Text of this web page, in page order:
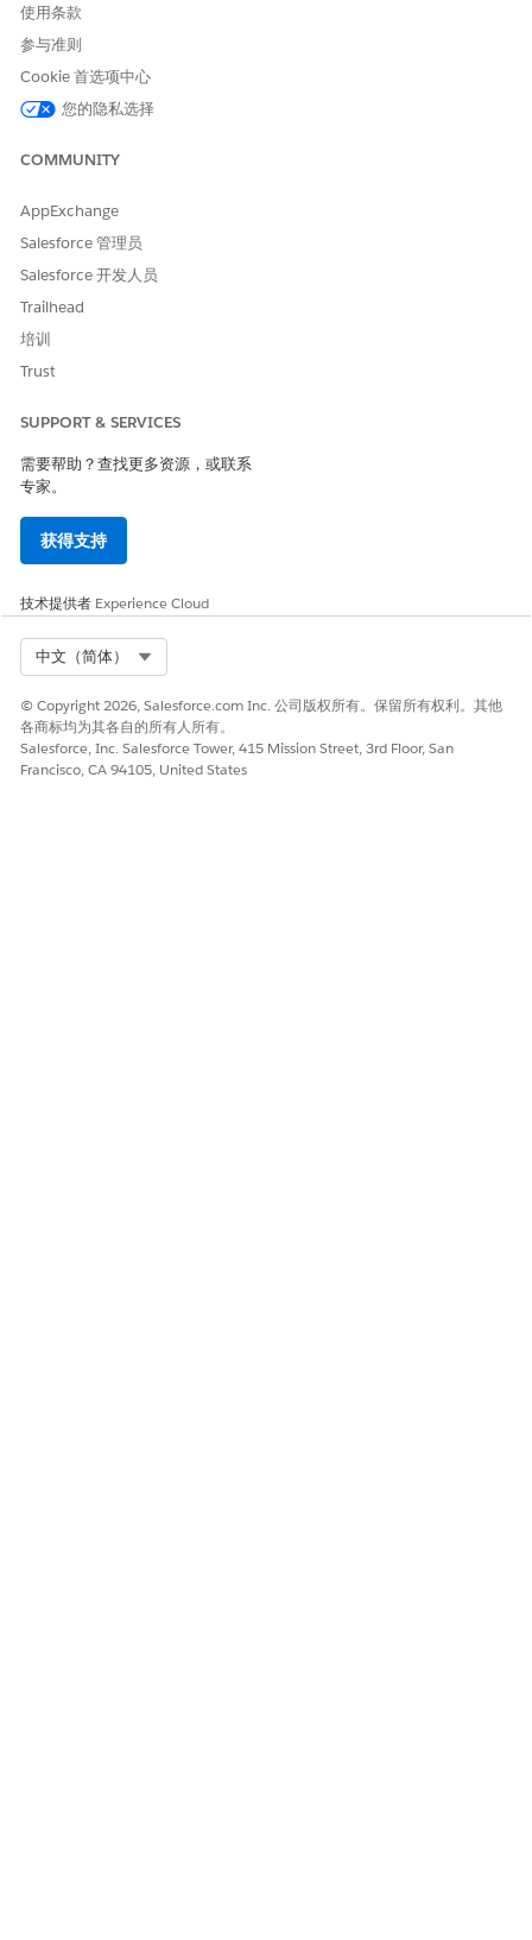
打开要修改的开单计划组记录。
更改发货地址和开单地址。
在发票运行处理开单计划组时，发票运行会生成发票行税，显示开
单计划组更改的地址。
开单管理员可以通过为开单计划组对象的地址字段启用字段历史跟
踪来增强开单流程的问责制。然后，开单专家可以监控和审核对这
些字段所做的任何修改。
从开单计划组的对象管理设置中，转到字段和关系。
从字段列表中选择
保存更改。
自定义开单计划组的页面布局，以
关列表中。
使用条款
参与准则
Cookie 首选项中心
您的隐私选择
COMMUNITY
AppExchange
Salesforce 管理员
Salesforce 开发人员
Trailhead
培训
Trust
SUPPORT & SERVICES
需要帮助？查找更多资源，或联系
专家。
获得支持
技术提供者 Experience Cloud
中文（简体）
© Copyright 2026, Salesforce.com Inc. 公司版权所有。保留所有权利。其他
各商标均为其各自的所有人所有。
Salesforce, Inc. Salesforce Tower, 415 Mission Street, 3rd Floor, San
Francisco, CA 94105, United States